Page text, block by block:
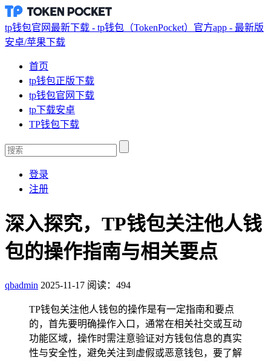
tp钱包官网最新下载 - tp钱包（TokenPocket）官方app - 最新版
安卓/苹果下载
首页
tp钱包正版下载
tp钱包官网下载
tp下载安卓
TP钱包下载
登录
注册
深入探究，TP钱包关注他人钱
包的操作指南与相关要点
qbadmin 2025-11-17 阅读：494
TP钱包关注他人钱包的操作是有一定指南和要点
的，首先要明确操作入口，通常在相关社交或互动
功能区域，操作时需注意验证对方钱包信息的真实
性与安全性，避免关注到虚假或恶意钱包，要了解